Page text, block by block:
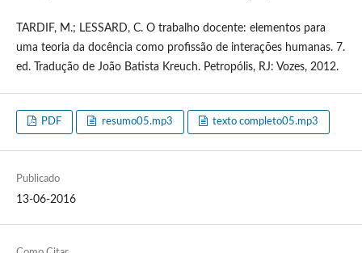
TARDIF, M.; LESSARD, C. O trabalho docente: elementos para
uma teoria da docência como profissão de interações humanas. 7.
ed. Tradução de João Batista Kreuch. Petropólis, RJ: Vozes, 2012.
PDF resumo05.mp3 texto completo05.mp3
Publicado
13-06-2016